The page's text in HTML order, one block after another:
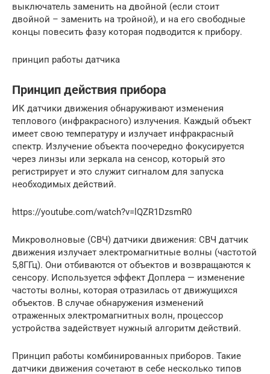
выключатель заменить на двойной (если стоит
двойной – заменить на тройной), и на его свободные
концы повесить фазу которая подводится к прибору.
принцип работы датчика
Принцип действия прибора
ИК датчики движения обнаруживают изменения
теплового (инфракрасного) излучения. Каждый объект
имеет свою температуру и излучает инфракрасный
спектр. Излучение объекта поочередно фокусируется
через линзы или зеркала на сенсор, который это
регистрирует и это служит сигналом для запуска
необходимых действий.
https://youtube.com/watch?v=lQZR1DzsmR0
Микроволновые (СВЧ) датчики движения: СВЧ датчик
движения излучает электромагнитные волны (частотой
5,8ГГц). Они отбиваются от объектов и возвращаются к
сенсору. Используется эффект Доплера — изменение
частоты волны, которая отразилась от движущихся
объектов. В случае обнаружения изменений
отраженных электромагнитных волн, процессор
устройства задействует нужный алгоритм действий.
Принцип работы комбинированных приборов. Такие
датчики движения сочетают в себе несколько типов